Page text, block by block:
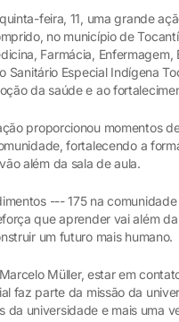
feira, 11, uma grande
no município de
Farmácia, Enfermagem,
Sanitário Especial Indígena
da saúde e ao
proporcionou momentos
fortalecendo a
além da sala de aula.
--- 175 na
que aprender vai além
um futuro mais humano.
Müller, estar em
faz parte da missão da
da universidade e mais uma